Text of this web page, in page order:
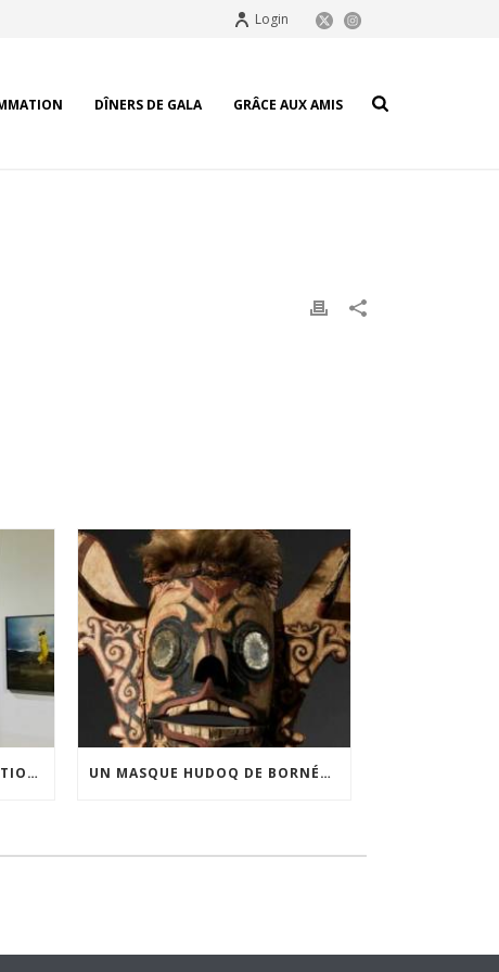
Login
DÎNERS DE GALA GRÂCE AUX AMIS
FINANCEMENT DE LA 3E ÉDITION DE L’EXPOSITION DU PRIX POUR LA PHOTOGRAPHIE PAR LE CERCLE POUR LA PHOTOGRAPHIE ET L’ART CONTEMPORAIN UN MASQUE HUDOQ DE BORNÉO ACQUIS GRÂCE AU SOUTIEN DU CERCLE LÉVI-STRAUSS